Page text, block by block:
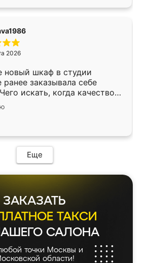
2026
новый шкаф в студии
ранее заказывала себе
искать, когда качеством
Служит кухня уже почти
нет.
Еще
ЗАКАЗАТЬ
ТАКСИ
САЛОНА
точки Москвы и
области!